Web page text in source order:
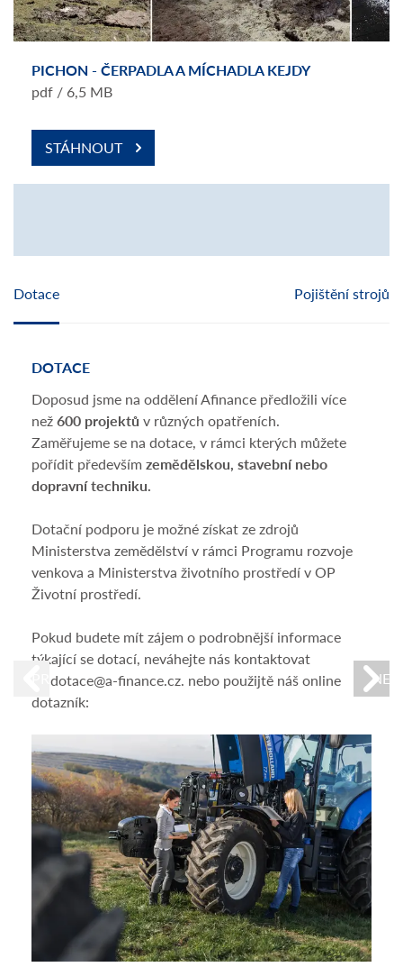
PICHON - ČERPADLA A MÍCHADLA KEJDY
pdf / 6,5 MB
STÁHNOUT
Dotace Pojištění strojů
PREVIOUS
DOTACE
Doposud jsme na oddělení Afinance předložili více
než600 projektů v různých opatřeních.
Zaměřujeme se na dotace, v rámci kterých můžete
pořídit především zemědělskou, stavební nebo
dopravní techniku.
Dotační podporu je možné získat ze zdrojů
Ministerstva zemědělství v rámci Programu rozvoje
venkova a Ministerstva životního prostředí v OP
Životní prostředí.
Pokud budete mít zájem o podrobnější informace
týkající se dotací, neváhejte nás kontaktovat
na dotace@a-finance.cz. nebo použijtě náš online
dotazník: